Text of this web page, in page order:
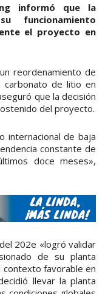
informó que la
funcionamiento
el proyecto en
reordenamiento de
carbonato de litio en
que la decisión
del proyecto.
internacional de baja
constante de
doce meses»,
202e «logró validar
de su planta
contexto favorable en
llevar la planta